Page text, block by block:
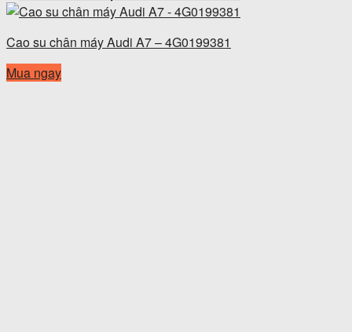
Cao su chân máy Audi A7 – 4G0199381
Mua ngay